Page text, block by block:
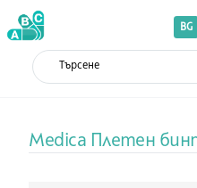
BG
Medica Плетен